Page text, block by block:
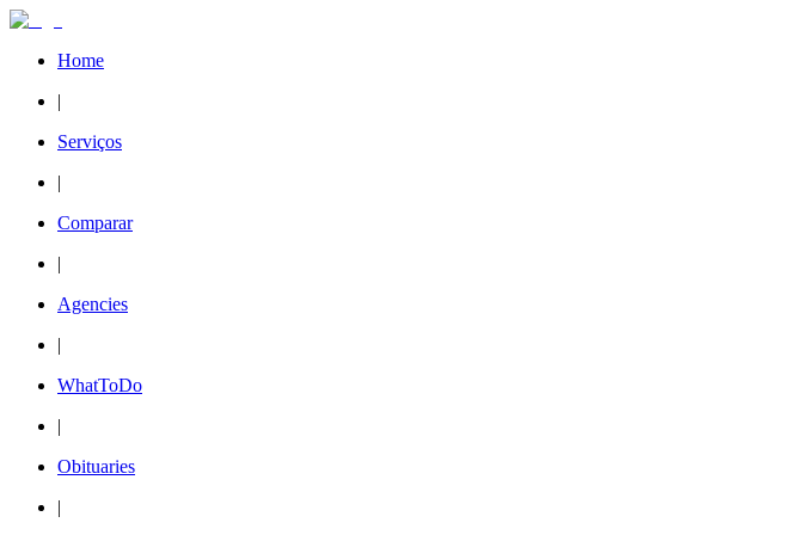
Home
|
Serviços
|
Comparar
|
Agencies
|
WhatToDo
|
Obituaries
|